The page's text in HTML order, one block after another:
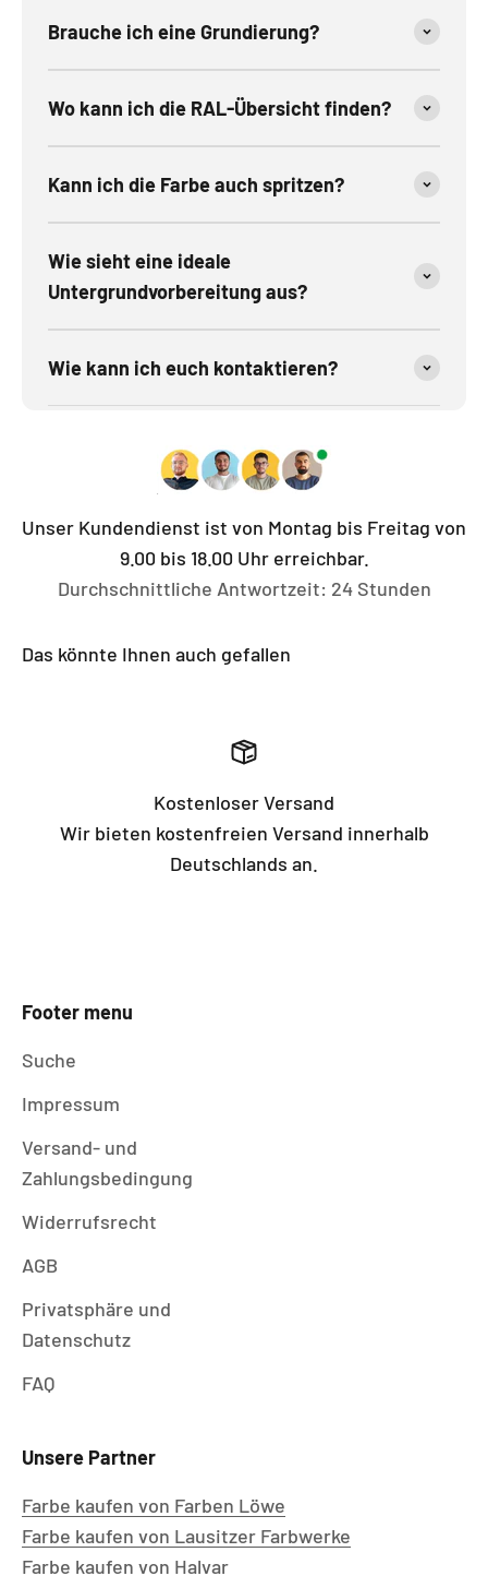
Brauche ich eine Grundierung?
Wo kann ich die RAL-Übersicht finden?
Kann ich die Farbe auch spritzen?
Wie sieht eine ideale
Untergrundvorbereitung aus?
Wie kann ich euch kontaktieren?
Unser Kundendienst ist von Montag bis Freitag von
9.00 bis 18.00 Uhr erreichbar.
Durchschnittliche Antwortzeit: 24 Stunden
Das könnte Ihnen auch gefallen
Kostenloser Versand
Wir bieten kostenfreien Versand innerhalb
Deutschlands an.
Footer menu
Suche
Impressum
Versand- und
Zahlungsbedingung
Widerrufsrecht
AGB
Privatsphäre und
Datenschutz
FAQ
Unsere Partner
Farbe kaufen von Farben Löwe
Farbe kaufen von Lausitzer Farbwerke
Farbe kaufen von Halvar